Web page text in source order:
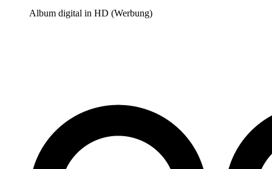
Album digital in HD (Werbung)